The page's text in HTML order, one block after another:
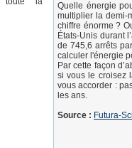
Quelle énergie
multiplier la demi-
chiffre énorme ?
États-Unis durant
de 745,6 arrêts
calculer l'énergie
Par cette façon
si vous le croisez
vous accorder :
les ans.
Source : Futura-